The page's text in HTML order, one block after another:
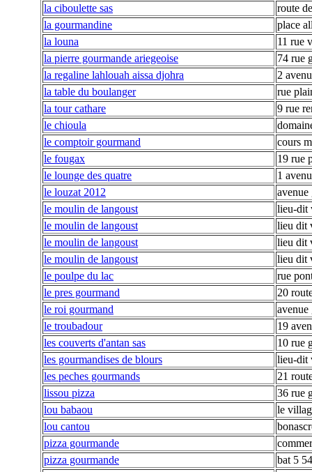
la ciboulette sas
route
la gourmandine
place
la louna
11 rue
la pierre gourmande ariegeoise
74 rue
la regaline lahlouah aissa djohra
2
la table du boulanger
rue
la tour cathare
9 rue
le chioula
le comptoir gourmand
cours
le fougax
19 rue
le lounge des quatre
1
le louzat 2012
le moulin de langoust
lieu-dit
le moulin de langoust
lieu dit
le moulin de langoust
lieu dit
le moulin de langoust
lieu dit
le poulpe du lac
rue
le pres gourmand
20
le roi gourmand
avenue
le troubadour
19
les couverts d'antan sas
10 rue
les gourmandises de blours
lieu-dit
les peches gourmands
21
lissou pizza
36 rue
lou babaou
le
lou cantou
pizza gourmande
pizza gourmande
bat 5